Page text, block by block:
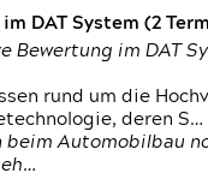
DAT System (2
Bewertung im DAT
rund um die
deren S…
beim Automobilbau